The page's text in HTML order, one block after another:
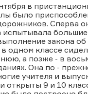
в
было
Сперва
закона
одном классе
а позже - в
Она по -
учителя и
открыты 9 и 10